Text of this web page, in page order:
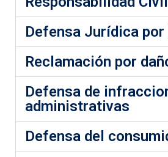
Defensa Jurídica por
Reclamación por
Defensa de
administrativas
Defensa del